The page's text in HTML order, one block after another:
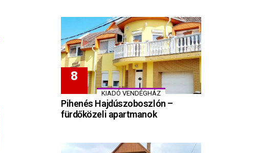
KIADÓ VENDÉGHÁZ
Pihenés Hajdúszoboszlón –
fürdőközeli apartmanok